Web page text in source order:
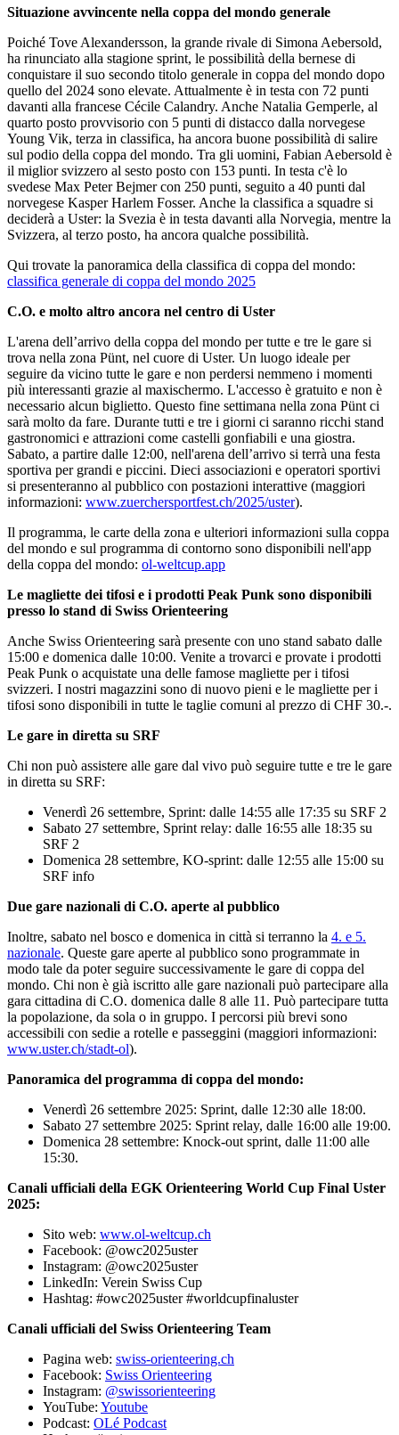
Situazione avvincente nella coppa del mondo generale
Poiché Tove Alexandersson, la grande rivale di Simona Aebersold,
ha rinunciato alla stagione sprint, le possibilità della bernese di
conquistare il suo secondo titolo generale in coppa del mondo dopo
quello del 2024 sono elevate. Attualmente è in testa con 72 punti
davanti alla francese Cécile Calandry. Anche Natalia Gemperle, al
quarto posto provvisorio con 5 punti di distacco dalla norvegese
Young Vik, terza in classifica, ha ancora buone possibilità di salire
sul podio della coppa del mondo. Tra gli uomini, Fabian Aebersold è
il miglior svizzero al sesto posto con 153 punti. In testa c'è lo
svedese Max Peter Bejmer con 250 punti, seguito a 40 punti dal
norvegese Kasper Harlem Fosser. Anche la classifica a squadre si
deciderà a Uster: la Svezia è in testa davanti alla Norvegia, mentre la
Svizzera, al terzo posto, ha ancora qualche possibilità.
Qui trovate la panoramica della classifica di coppa del mondo:
classifica generale di coppa del mondo 2025
C.O. e molto altro ancora nel centro di Uster
L'arena dell’arrivo della coppa del mondo per tutte e tre le gare si
trova nella zona Pünt, nel cuore di Uster. Un luogo ideale per
seguire da vicino tutte le gare e non perdersi nemmeno i momenti
più interessanti grazie al maxischermo. L'accesso è gratuito e non è
necessario alcun biglietto. Questo fine settimana nella zona Pünt ci
sarà molto da fare. Durante tutti e tre i giorni ci saranno ricchi stand
gastronomici e attrazioni come castelli gonfiabili e una giostra.
Sabato, a partire dalle 12:00, nell'arena dell’arrivo si terrà una festa
sportiva per grandi e piccini. Dieci associazioni e operatori sportivi
si presenteranno al pubblico con postazioni interattive (maggiori
informazioni: www.zuerchersportfest.ch/2025/uster).
Il programma, le carte della zona e ulteriori informazioni sulla coppa
del mondo e sul programma di contorno sono disponibili nell'app
della coppa del mondo: ol-weltcup.app
Le magliette dei tifosi e i prodotti Peak Punk sono disponibili
presso lo stand di Swiss Orienteering
Anche Swiss Orienteering sarà presente con uno stand sabato dalle
15:00 e domenica dalle 10:00. Venite a trovarci e provate i prodotti
Peak Punk o acquistate una delle famose magliette per i tifosi
svizzeri. I nostri magazzini sono di nuovo pieni e le magliette per i
tifosi sono disponibili in tutte le taglie comuni al prezzo di CHF 30.-.
Le gare in diretta su SRF
Chi non può assistere alle gare dal vivo può seguire tutte e tre le gare
in diretta su SRF:
Venerdì 26 settembre, Sprint: dalle 14:55 alle 17:35 su SRF 2
Sabato 27 settembre, Sprint relay: dalle 16:55 alle 18:35 su
SRF 2
Domenica 28 settembre, KO-sprint: dalle 12:55 alle 15:00 su
SRF info
Due gare nazionali di C.O. aperte al pubblico
Inoltre, sabato nel bosco e domenica in città si terranno la 4. e 5.
nazionale. Queste gare aperte al pubblico sono programmate in
modo tale da poter seguire successivamente le gare di coppa del
mondo. Chi non è già iscritto alle gare nazionali può partecipare alla
gara cittadina di C.O. domenica dalle 8 alle 11. Può partecipare tutta
la popolazione, da sola o in gruppo. I percorsi più brevi sono
accessibili con sedie a rotelle e passeggini (maggiori informazioni:
www.uster.ch/stadt-ol).
Panoramica del programma di coppa del mondo:
Venerdì 26 settembre 2025: Sprint, dalle 12:30 alle 18:00.
Sabato 27 settembre 2025: Sprint relay, dalle 16:00 alle 19:00.
Domenica 28 settembre: Knock-out sprint, dalle 11:00 alle
15:30.
Canali ufficiali della EGK Orienteering World Cup Final Uster
2025:
Sito web: www.ol-weltcup.ch
Facebook: @owc2025uster
Instagram: @owc2025uster
LinkedIn: Verein Swiss Cup
Hashtag: #owc2025uster #worldcupfinaluster
Canali ufficiali del Swiss Orienteering Team
Pagina web: swiss-orienteering.ch
Facebook: Swiss Orienteering
Instagram: @swissorienteering
YouTube: Youtube
Podcast: OLé Podcast